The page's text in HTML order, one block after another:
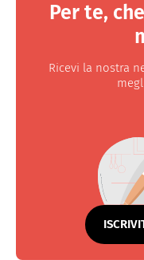
Per te,
Ricevi la nostra